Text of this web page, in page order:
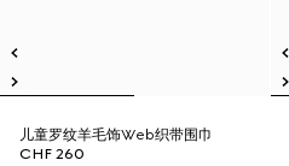
儿童罗纹羊毛饰Web织带围巾
CHF 260